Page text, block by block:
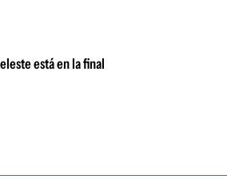
está en la final